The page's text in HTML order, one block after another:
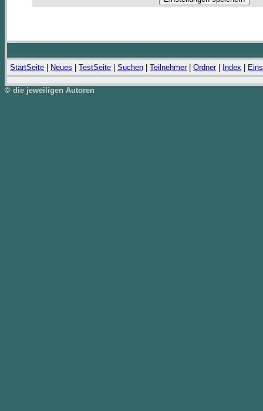
StartSeite Neues TestSeite Suchen Teilnehmer| Ordner| Index
© die jeweiligen Autoren